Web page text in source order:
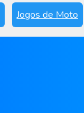
Jogos de Moto